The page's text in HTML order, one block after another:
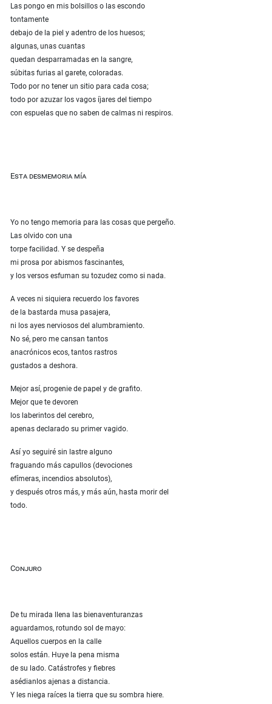
Las pongo en mis bolsillos o las escondo
tontamente
debajo de la piel y adentro de los huesos;
algunas, unas cuantas
quedan desparramadas en la sangre,
súbitas furias al garete, coloradas.
Todo por no tener un sitio para cada cosa;
todo por azuzar los vagos íjares del tiempo
con espuelas que no saben de calmas ni respiros.
Esta desmemoria mía
Yo no tengo memoria para las cosas que pergeño.
Las olvido con una
torpe facilidad. Y se despeña
mi prosa por abismos fascinantes,
y los versos esfuman su tozudez como si nada.
A veces ni siquiera recuerdo los favores
de la bastarda musa pasajera,
ni los ayes nerviosos del alumbramiento.
No sé, pero me cansan tantos
anacrónicos ecos, tantos rastros
gustados a deshora.
Mejor así, progenie de papel y de grafito.
Mejor que te devoren
los laberintos del cerebro,
apenas declarado su primer vagido.
Así yo seguiré sin lastre alguno
fraguando más capullos (devociones
efímeras, incendios absolutos),
y después otros más, y más aún, hasta morir del
todo.
Conjuro
De tu mirada llena las bienaventuranzas
aguardamos, rotundo sol de mayo:
Aquellos cuerpos en la calle
solos están. Huye la pena misma
de su lado. Catástrofes y fiebres
asédianlos ajenas a distancia.
Y les niega raíces la tierra que su sombra hiere.